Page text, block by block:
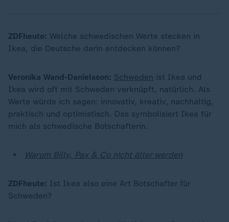
ZDFheute: Welche schwedischen Werte stecken in
Ikea, die Deutsche darin entdecken können?
Veronika Wand-Danielsson: Schweden ist Ikea und
Ikea wird oft mit Schweden verknüpft, natürlich. Als
Werte würde ich sagen: innovativ, kreativ, nachhaltig,
praktisch und optimistisch. Das symbolisiert Ikea für
mich als schwedische Botschafterin.
Warum Billy, Pax & Co nicht älter werden
ZDFheute: Ist Ikea also eine Art Botschafter für
Schweden?